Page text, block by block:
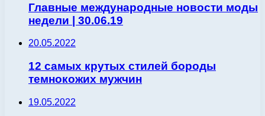
Главные международные новости моды
недели | 30.06.19
20.05.2022
12 самых крутых стилей бороды
темнокожих мужчин
19.05.2022